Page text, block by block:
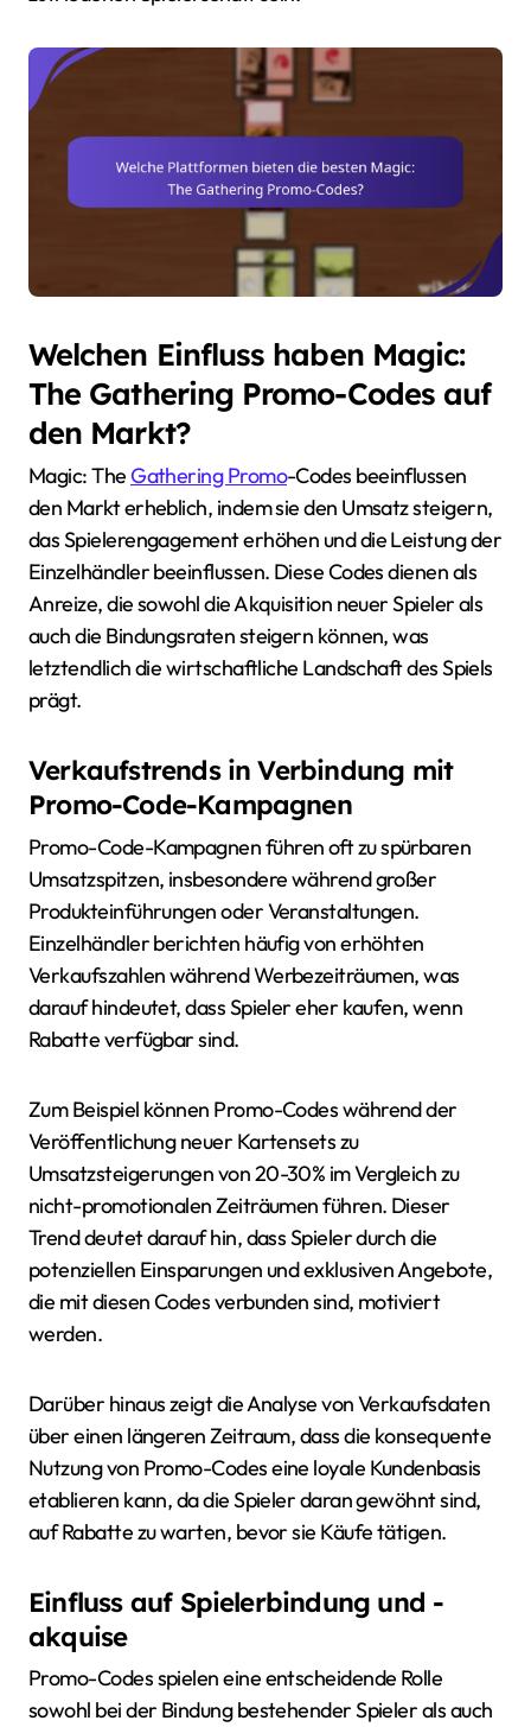
Welchen Einfluss haben Magic:
The Gathering Promo-Codes auf
den Markt?
Magic: TheGathering Promo-Codes beeinflussen
den Markt erheblich, indem sie den Umsatz steigern,
das Spielerengagement erhöhen und die Leistung der
Einzelhändler beeinflussen. Diese Codes dienen als
Anreize, die sowohl die Akquisition neuer Spieler als
auch die Bindungsraten steigern können, was
letztendlich die wirtschaftliche Landschaft des Spiels
prägt.
Verkaufstrends in Verbindung mit
Promo-Code-Kampagnen
Promo-Code-Kampagnen führen oft zu spürbaren
Umsatzspitzen, insbesondere während großer
Produkteinführungen oder Veranstaltungen.
Einzelhändler berichten häufig von erhöhten
Verkaufszahlen während Werbezeiträumen, was
darauf hindeutet, dass Spieler eher kaufen, wenn
Rabatte verfügbar sind.
Zum Beispiel können Promo-Codes während der
Veröffentlichung neuer Kartensets zu
Umsatzsteigerungen von 20-30% im Vergleich zu
nicht-promotionalen Zeiträumen führen. Dieser
Trend deutet darauf hin, dass Spieler durch die
potenziellen Einsparungen und exklusiven Angebote,
die mit diesen Codes verbunden sind, motiviert
werden.
Darüber hinaus zeigt die Analyse von Verkaufsdaten
über einen längeren Zeitraum, dass die konsequente
Nutzung von Promo-Codes eine loyale Kundenbasis
etablieren kann, da die Spieler daran gewöhnt sind,
auf Rabatte zu warten, bevor sie Käufe tätigen.
Einfluss auf Spielerbindung und -
akquise
Promo-Codes spielen eine entscheidende Rolle
sowohl bei der Bindung bestehender Spieler als auch